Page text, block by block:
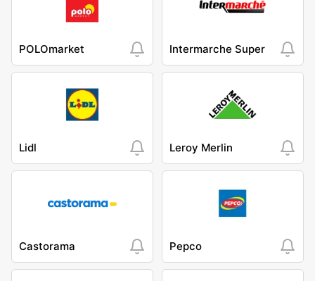
POLOmarket Intermarche Super
Lidl Leroy Merlin
Castorama Pepco